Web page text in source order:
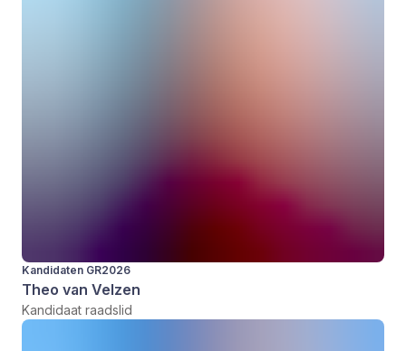
Kandidaten GR2026
Theo van Velzen
Kandidaat raadslid